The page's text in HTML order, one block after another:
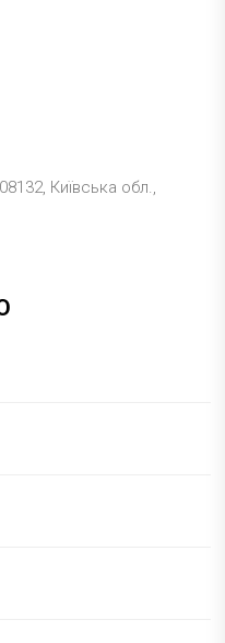
Київська обл.,